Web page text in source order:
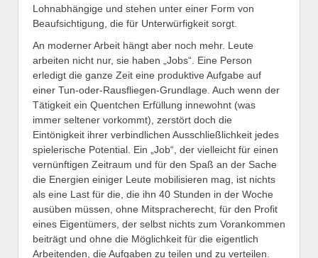
Lohnabhängige und stehen unter einer Form von
Beaufsichtigung, die für Unterwürfigkeit sorgt.
An moderner Arbeit hängt aber noch mehr. Leute
arbeiten nicht nur, sie haben „Jobs“. Eine Person
erledigt die ganze Zeit eine produktive Aufgabe auf
einer Tun-oder-Rausfliegen-Grundlage. Auch wenn der
Tätigkeit ein Quentchen Erfüllung innewohnt (was
immer seltener vorkommt), zerstört doch die
Eintönigkeit ihrer verbindlichen Ausschließlichkeit jedes
spielerische Potential. Ein „Job“, der vielleicht für einen
vernünftigen Zeitraum und für den Spaß an der Sache
die Energien einiger Leute mobilisieren mag, ist nichts
als eine Last für die, die ihn 40 Stunden in der Woche
ausüben müssen, ohne Mitspracherecht, für den Profit
eines Eigentümers, der selbst nichts zum Vorankommen
beiträgt und ohne die Möglichkeit für die eigentlich
Arbeitenden, die Aufgaben zu teilen und zu verteilen.